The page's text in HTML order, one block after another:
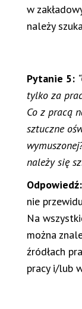
w
należy
Pytanie 5:
tylko za
Co z pracą
sztuczne
należy się
Odpowiedź:
nie
Na
można
źródłach
pracy i/lub